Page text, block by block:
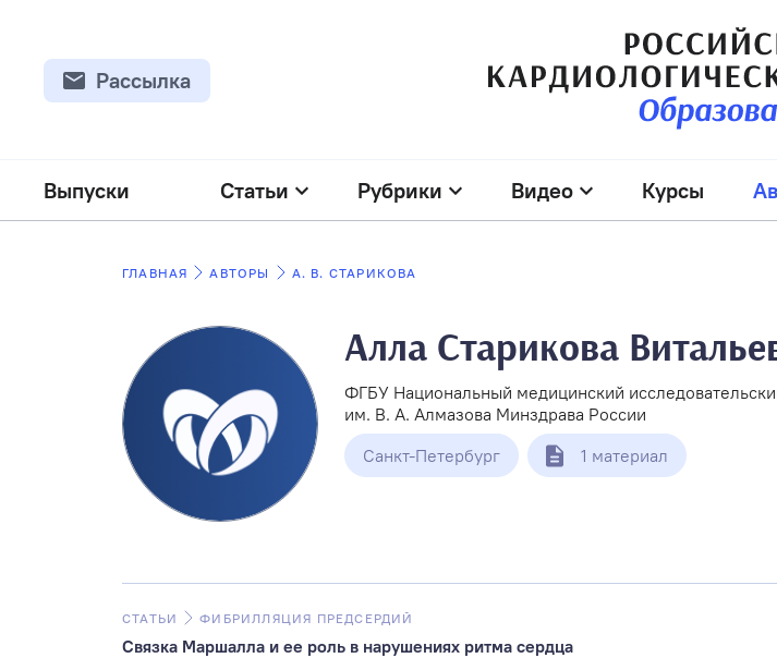
Рассылка
Выпуски Статьи Рубрики Видео Курсы
ГЛАВНАЯ АВТОРЫ А. В. СТАРИКОВА
Алла Старикова
ФГБУ Национальный медицинский
им. В. А. Алмазова Минздрава России
Санкт-Петербург
1 материал
СТАТЬИ ФИБРИЛЛЯЦИЯ ПРЕДСЕРДИЙ
Связка Маршалла и ее роль в нарушениях ритма сердца